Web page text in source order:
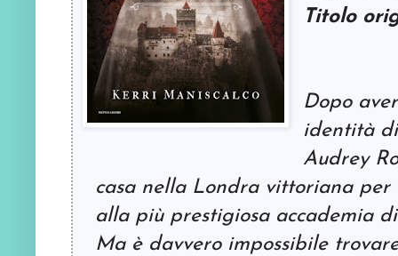
Titolo
Dopo
identità
Audrey
casa nella Londra vittoriana per
alla più prestigiosa accademia
Ma è davvero impossibile